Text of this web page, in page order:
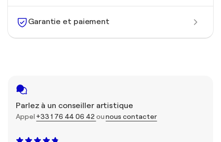
Garantie et paiement
Parlez à un conseiller artistique
Appel +33 1 76 44 06 42 ounous contacter